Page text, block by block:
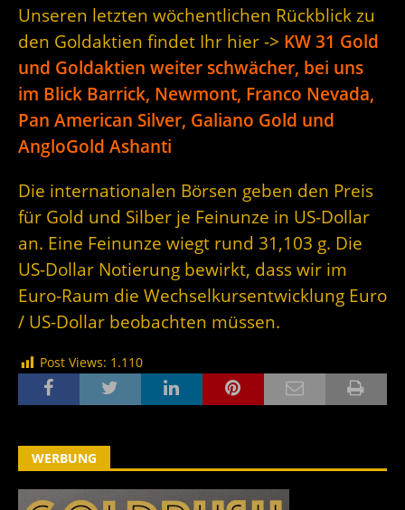
Unseren letzten wöchentlichen Rückblick zu
den Goldaktien findet Ihr hier -> KW 31 Gold
und Goldaktien weiter schwächer, bei uns
im Blick Barrick, Newmont, Franco Nevada,
Pan American Silver, Galiano Gold und
AngloGold Ashanti
Die internationalen Börsen geben den Preis
für Gold und Silber je Feinunze in US-Dollar
an. Eine Feinunze wiegt rund 31,103 g. Die
US-Dollar Notierung bewirkt, dass wir im
Euro-Raum die Wechselkursentwicklung Euro
/ US-Dollar beobachten müssen.
Post Views: 1.110
WERBUNG